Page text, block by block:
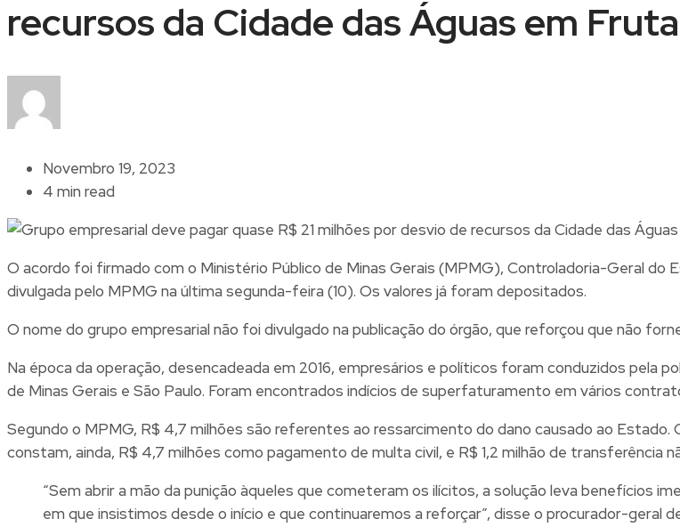
recursos da Cidade das Águas em
Novembro 19, 2023
4 min read
O acordo foi firmado com o Ministério Público de Minas Gerais (MPMG), Controladoria-Geral
divulgada pelo MPMG na última segunda-feira (10). Os valores já foram depositados.
O nome do grupo empresarial não foi divulgado na publicação do órgão, que reforçou que não
Na época da operação, desencadeada em 2016, empresários e políticos foram conduzidos pela
de Minas Gerais e São Paulo. Foram encontrados indícios de superfaturamento em vários
Segundo o MPMG, R$ 4,7 milhões são referentes ao ressarcimento do dano causado ao
constam, ainda, R$ 4,7 milhões como pagamento de multa civil, e R$ 1,2 milhão de transferência
“Sem abrir a mão da punição àqueles que cometeram os ilícitos, a solução leva benefícios
em que insistimos desde o início e que continuaremos a reforçar”, disse o procurador-geral